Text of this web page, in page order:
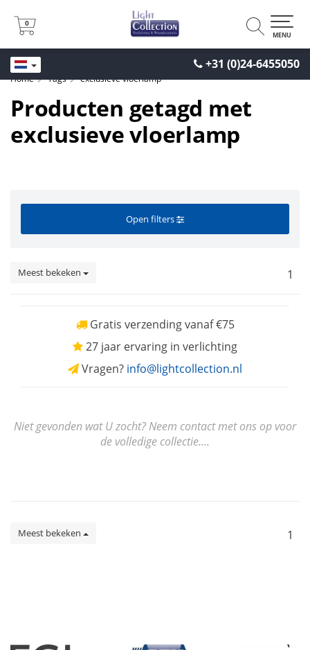
+31 (0)24-6455050
0
0
MENU
Home Tags exclusieve vloerlamp
Producten getagd met
exclusieve vloerlamp
Open filters
Meest bekeken 1
Gratis verzending vanaf €75
27 jaar ervaring in verlichting
Vragen? info@lightcollection.nl
Niet gevonden wat U zocht? Neem contact met ons op voor
de volledige collectie....
Meest bekeken 1